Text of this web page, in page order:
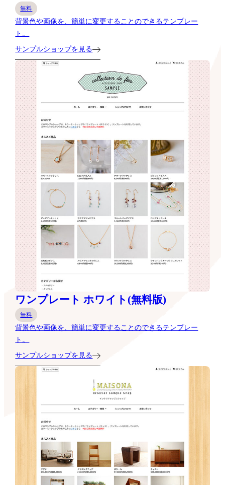
無料
背景色や画像を、簡単に変更することのできるテンプレー
ト。
サンプルショップを見る
ワンプレート ホワイト(無料版)
無料
背景色や画像を、簡単に変更することのできるテンプレー
ト。
サンプルショップを見る